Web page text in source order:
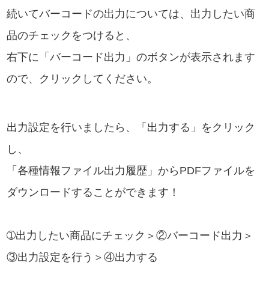
続いてバーコードの出力については、出力したい商
品のチェックをつけると、
右下に「バーコード出力」のボタンが表示されます
ので、クリックしてください。
出力設定を行いましたら、「出力する」をクリック
し、
「各種情報ファイル出力履歴」からPDFファイルを
ダウンロードすることができます！
➀出力したい商品にチェック＞②バーコード出力＞
③出力設定を行う＞④出力する